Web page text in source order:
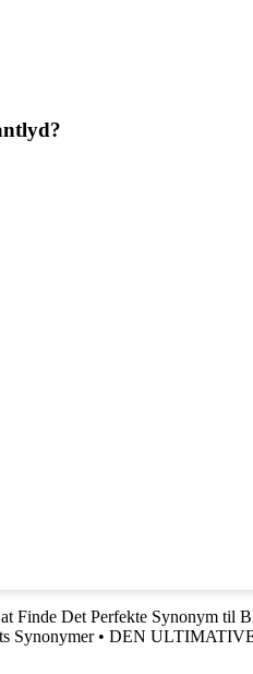
Finde Det Perfekte Synonym til
Synonymer• DEN